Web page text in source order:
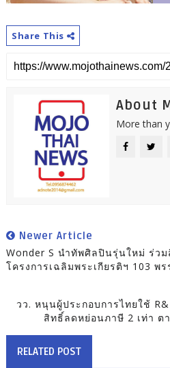
Share This
About
More than
Newer Article
Wonder S นำทัพศิลปินรุ่นใหม่ ร่ว
โครงการเฉลิมพระเกียรติฯ 103 พร
วว. หนุนผู้ประกอบการไทยใช้
สิทธิ์ลดหย่อนภาษี 2 เท่า ต
RELATED POST